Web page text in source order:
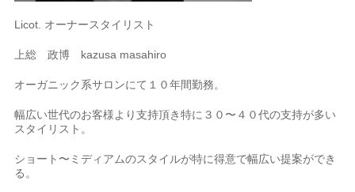
Licot. オーナースタイリスト
上総 政博 kazusa masahiro
オーガニック系サロンにて１０年間勤務。
幅広い世代のお客様より支持頂き特に３０〜４０代の支持が多い
スタイリスト。
ショート〜ミディアムのスタイルが特に得意で幅広い提案ができ
る。